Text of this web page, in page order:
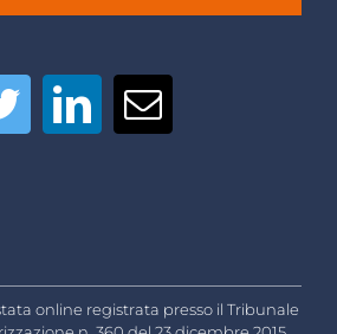
online registrata presso il Tribunale